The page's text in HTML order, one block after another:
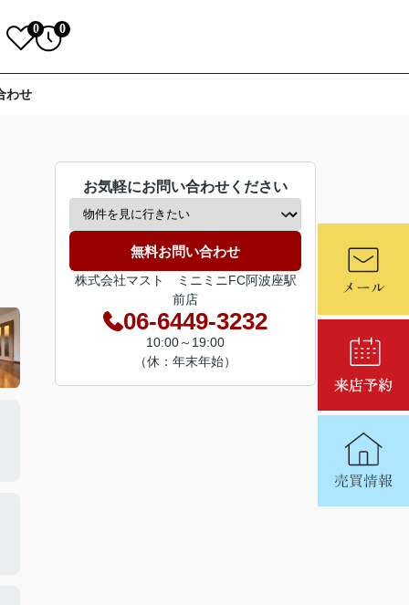
0 0
わせ
お気軽にお問い合わせください
無料お問い合わせ
株式会社マスト ミニミニFC阿波座駅
前店
06-6449-3232
10:00～19:00
（休：年末年始）